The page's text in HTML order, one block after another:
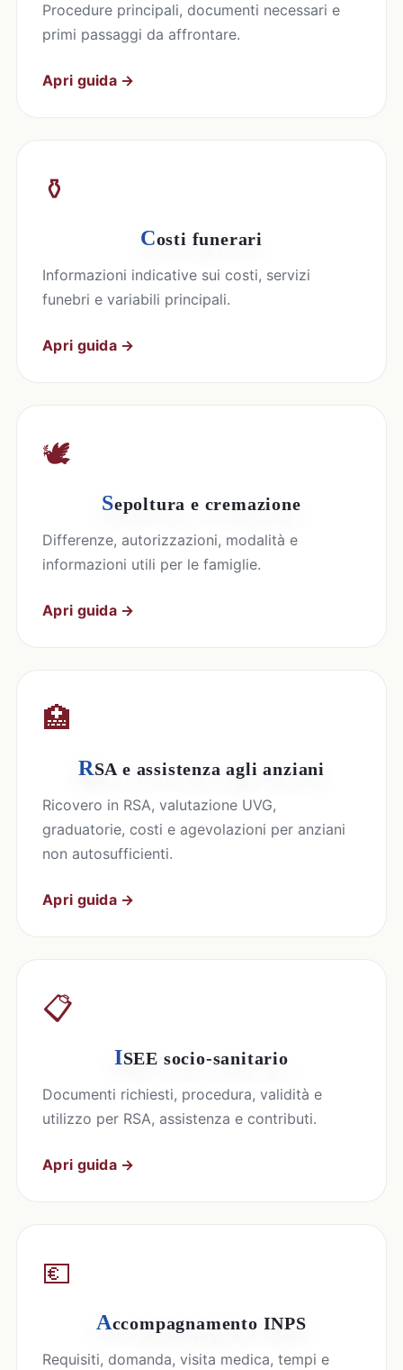
Procedure principali, documenti necessari e
primi passaggi da affrontare.
Apri guida →
⚱️
Costi funerari
Informazioni indicative sui costi, servizi
funebri e variabili principali.
Apri guida →
🕊️
Sepoltura e cremazione
Differenze, autorizzazioni, modalità e
informazioni utili per le famiglie.
Apri guida →
🏥
RSA e assistenza agli anziani
Ricovero in RSA, valutazione UVG,
graduatorie, costi e agevolazioni per anziani
non autosufficienti.
Apri guida →
📋
ISEE socio-sanitario
Documenti richiesti, procedura, validità e
utilizzo per RSA, assistenza e contributi.
Apri guida →
💶
Accompagnamento INPS
Requisiti, domanda, visita medica, tempi e